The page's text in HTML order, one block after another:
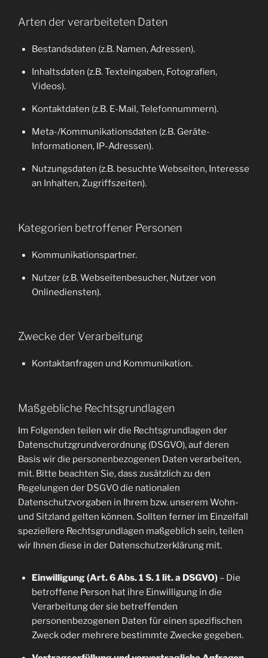
Arten der verarbeiteten Daten
Bestandsdaten (z.B. Namen, Adressen).
Inhaltsdaten (z.B. Texteingaben, Fotografien,
Videos).
Kontaktdaten (z.B. E-Mail, Telefonnummern).
Meta-/Kommunikationsdaten (z.B. Geräte-
Informationen, IP-Adressen).
Nutzungsdaten (z.B. besuchte Webseiten, Interesse
an Inhalten, Zugriffszeiten).
Kategorien betroffener Personen
Kommunikationspartner.
Nutzer (z.B. Webseitenbesucher, Nutzer von
Onlinediensten).
Zwecke der Verarbeitung
Kontaktanfragen und Kommunikation.
Maßgebliche Rechtsgrundlagen
Im Folgenden teilen wir die Rechtsgrundlagen der
Datenschutzgrundverordnung (DSGVO), auf deren
Basis wir die personenbezogenen Daten verarbeiten,
mit. Bitte beachten Sie, dass zusätzlich zu den
Regelungen der DSGVO die nationalen
Datenschutzvorgaben in Ihrem bzw. unserem Wohn-
und Sitzland gelten können. Sollten ferner im Einzelfall
speziellere Rechtsgrundlagen maßgeblich sein, teilen
wir Ihnen diese in der Datenschutzerklärung mit.
Einwilligung (Art. 6 Abs. 1 S. 1 lit. a DSGVO)– Die
betroffene Person hat ihre Einwilligung in die
Verarbeitung der sie betreffenden
personenbezogenen Daten für einen spezifischen
Zweck oder mehrere bestimmte Zwecke gegeben.